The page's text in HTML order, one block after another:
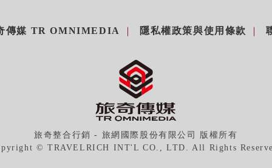
傳媒 TR OMNIMEDIA 隱私權政策與使用條款
旅奇整合行銷 - 旅網國際股份有限公司 版權所有
© TRAVELRICH INT'L CO., LTD. All Rights